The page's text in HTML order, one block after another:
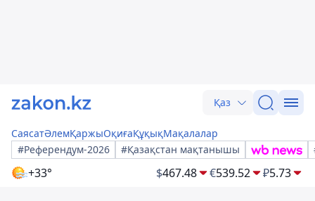
Қаз
СаясатӘлемҚаржыОқиғаҚұқықМақалалар
#Референдум-2026
#Қазақстан мақтанышы
+33° $467.48 €539.52 ₽5.73